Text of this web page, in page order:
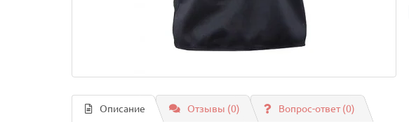
Описание Отзывы (0) Вопрос-ответ(0)